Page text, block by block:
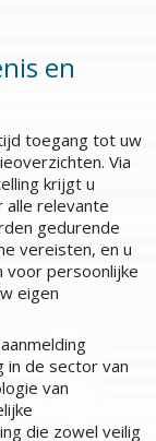
en
toegang tot uw
Via
krijgt u
alle relevante
gedurende
vereisten, en u
voor persoonlijke
eigen
de sector van
van
die zowel veilig